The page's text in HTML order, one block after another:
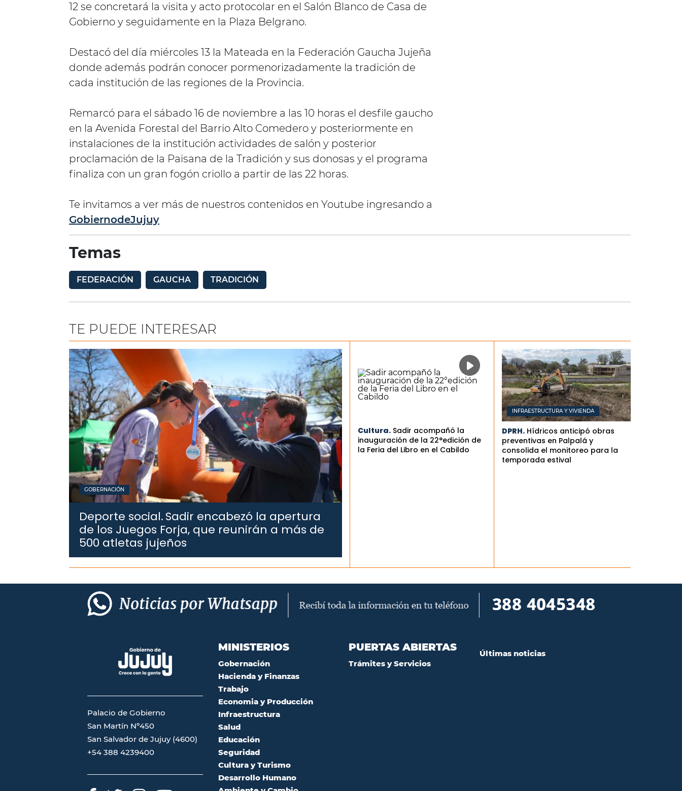
12 se concretará la visita y acto protocolar en el Salón Blanco de Casa de
Gobierno y seguidamente en la Plaza Belgrano.
Destacó del día miércoles 13 la Mateada en la Federación Gaucha Jujeña
donde además podrán conocer pormenorizadamente la tradición de
cada institución de las regiones de la Provincia.
Remarcó para el sábado 16 de noviembre a las 10 horas el desfile gaucho
en la Avenida Forestal del Barrio Alto Comedero y posteriormente en
instalaciones de la institución actividades de salón y posterior
proclamación de la Paisana de la Tradición y sus donosas y el programa
finaliza con un gran fogón criollo a partir de las 22 horas.
Te invitamos a ver más de nuestros contenidos en Youtube ingresando a
GobiernodeJujuy
Temas
FEDERACIÓN GAUCHA TRADICIÓN
TE PUEDE INTERESAR
GOBERNACIÓN
Deporte social.Sadir encabezó la apertura
de los Juegos Forja, que reunirán a más de
500 atletas jujeños
Cultura. Sadir acompañó la
inauguración de la 22°edición de
la Feria del Libro en el Cabildo
INFRAESTRUCTURA Y VIVIENDA
DPRH. Hídricos anticipó obras
preventivas en Palpalá y
consolida el monitoreo para la
temporada estival
Palacio de Gobierno
San Martín Nº450
San Salvador de Jujuy (4600)
+54 388 4239400
MINISTERIOS
Gobernación
Hacienda y Finanzas
Trabajo
Economia y Producción
Infraestructura
Salud
Educación
Seguridad
Cultura y Turismo
Desarrollo Humano
PUERTAS ABIERTAS
Trámites y Servicios
Últimas noticias